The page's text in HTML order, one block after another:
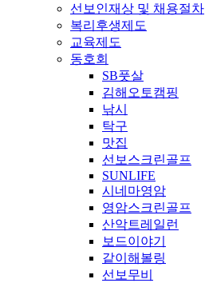
선보인재상 및 채용절차
복리후생제도
교육제도
동호회
SB풋살
김해오토캠핑
낚시
탁구
맛집
선보스크린골프
SUNLIFE
시네마영암
영암스크린골프
산악트레일런
보드이야기
같이해볼링
선보무비